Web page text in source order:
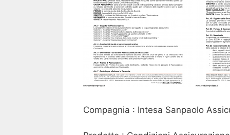
Compagnia : Intesa Sanpaolo